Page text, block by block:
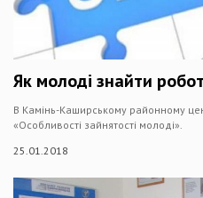
Як молоді знайти
В Камінь-Каширському районному
«Особливості зайнятості молоді».
25.01.2018